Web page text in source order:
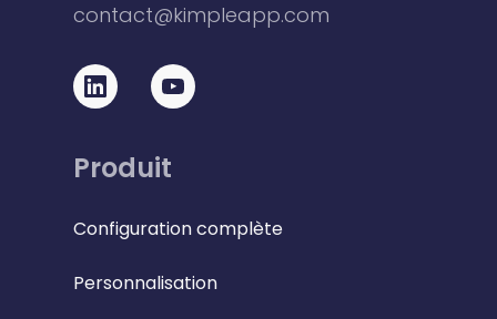
contact@kimpleapp.com
Produit
Configuration complète
Personnalisation